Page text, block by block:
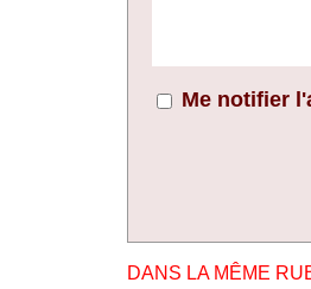
Me notifier
DANS LA MÊME